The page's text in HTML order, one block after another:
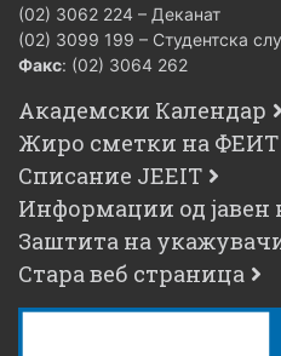
(02) 3062 224 – Деканат
(02) 3099 199 – Студентска
Факс: (02) 3064 262
Академски Календар
Жиро сметки на ФЕИТ
Списание JEEIT
Информации од јавен
Заштита на
Стара веб страница